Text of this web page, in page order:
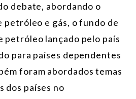
debate, abordando o
petróleo e gás, o fundo de
petróleo lançado pelo país
para países dependentes
foram abordados temas
dos países no